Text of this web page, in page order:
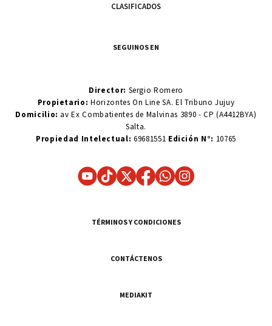
CLASIFICADOS
SEGUINOS EN
Director: Sergio Romero
Propietario:Horizontes On Line SA. El Tribuno Jujuy
Domicilio: av Ex Combatientes de Malvinas 3890 - CP (A4412BYA)
Salta.
Propiedad Intelectual: 69681551 Edición N°: 10765
TÉRMINOS Y CONDICIONES
CONTÁCTENOS
MEDIAKIT